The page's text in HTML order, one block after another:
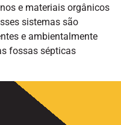
e materiais orgânicos
sistemas são
e ambientalmente
fossas sépticas